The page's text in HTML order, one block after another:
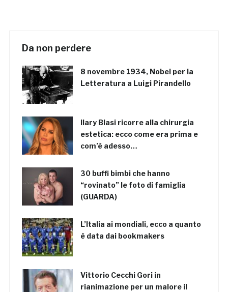
Da non perdere
8 novembre 1934, Nobel per la
Letteratura a Luigi Pirandello
Ilary Blasi ricorre alla chirurgia
estetica: ecco come era prima e
com’è adesso…
30 buffi bimbi che hanno
“rovinato” le foto di famiglia
(GUARDA)
L’Italia ai mondiali, ecco a quanto
è data dai bookmakers
Vittorio Cecchi Gori in
rianimazione per un malore il